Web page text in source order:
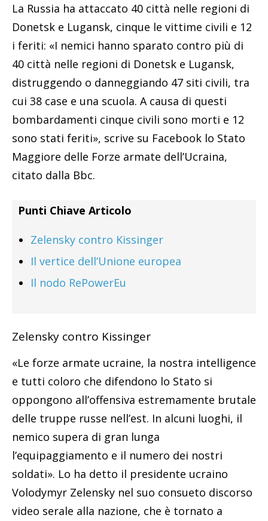
La Russia ha attaccato 40 città nelle regioni di
Donetsk e Lugansk, cinque le vittime civili e 12
i feriti: «I nemici hanno sparato contro più di
40 città nelle regioni di Donetsk e Lugansk,
distruggendo o danneggiando 47 siti civili, tra
cui 38 case e una scuola. A causa di questi
bombardamenti cinque civili sono morti e 12
sono stati feriti», scrive su Facebook lo Stato
Maggiore delle Forze armate dell’Ucraina,
citato dalla Bbc.
Punti Chiave Articolo
Zelensky contro Kissinger
Il vertice dell’Unione europea
Il nodo RePowerEu
Zelensky contro Kissinger
«Le forze armate ucraine, la nostra intelligence
e tutti coloro che difendono lo Stato si
oppongono all’offensiva estremamente brutale
delle truppe russe nell’est. In alcuni luoghi, il
nemico supera di gran lunga
l’equipaggiamento e il numero dei nostri
soldati». Lo ha detto il presidente ucraino
Volodymyr Zelensky nel suo consueto discorso
video serale alla nazione, che è tornato a